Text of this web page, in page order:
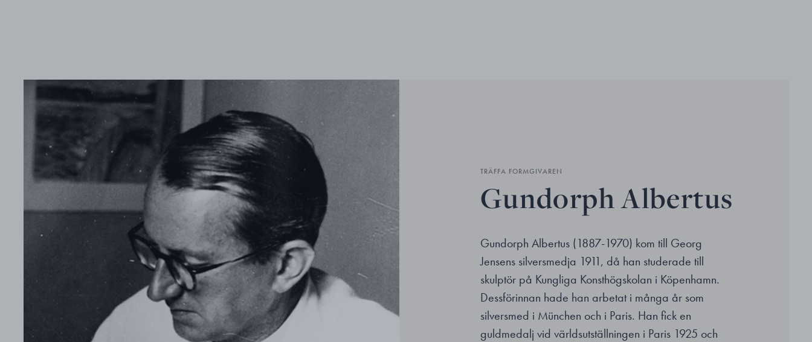
TRÄFFA FORMGIVAREN
Gundorph Albertus
Gundorph Albertus (1887-1970) kom till Georg
Jensens silversmedja 1911, då han studerade till
skulptör på Kungliga Konsthögskolan i Köpenhamn.
Dessförinnan hade han arbetat i många år som
silversmed i München och i Paris. Han fick en
guldmedalj vid världsutställningen i Paris 1925 och